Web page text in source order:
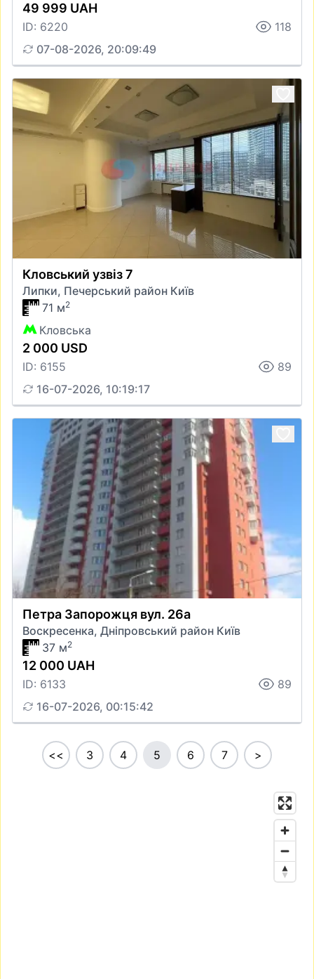
49 999 UAH
ID: 6220
118
07-08-2026, 20:09:49
Кловський узвіз 7
Липки, Печерський район Київ
71 м2
Кловська
2 000 USD
ID: 6155
89
16-07-2026, 10:19:17
Петра Запорожця вул. 26а
Воскресенка, Дніпровський район Київ
37 м2
12 000 UAH
ID: 6133
89
16-07-2026, 00:15:42
<< 3 4 5 6 7 >